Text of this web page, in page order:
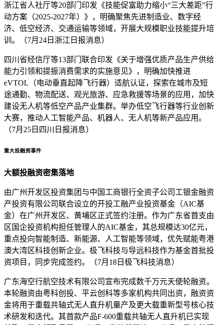
浙江省人社厅等20部门印发《技能促富助力缩小“三大差距”行
动方案（2025-2027年）》，明确聚焦先进制造业、数字经
济、低空经济、交通运输等领域，开展大规模职业技能提升培
训。（7月24日浙江日报消息）
四川省经信厅等13部门联合印发《关于增强优质产品生产供给
能力引领和提振消费需求的实施意见》，明确加快推进
eVTOL（电动垂直起降飞行器）适航认证，探索在城市及短
途通勤、物流配送、观光旅游、应急救援等场景的应用，加快
建设无人机等低空产品产业集群。举办低空飞行器等行业创新
大赛，推动人工智能产品、机器人、无人机等新产品应用。
（7月25日四川日报消息）
重大投融资事件
大额投融资密集落地
由广州开发区投资集团与中国工商银行全资子公司工银金融资
产投资有限公司联合设立的开投工融产业投资基金（AIC基
金）在广州开发区、黄埔区正式签约注册。作为广东省首支由
区国企投资机构担任管理人的AIC基金，其总规模达30亿元，
重点投向智能制造、新能源、人工智能等领域，优先赋能粤港
澳大湾区科技创新企业。极飞科技与导远科技作为基金首批投
资项目，同步完成签约。（7月18日极飞科技消息）
广东海空行航空技术有限公司宣布完成数千万元天使轮融资。
本轮融资由粤科创投、平云创科等多家机构共同出资，融资资
金将用于重载共轴式无人直升机量产及更大载重新型号核心技
术研发和迭代。其首款产品F-600重载共轴无人直升机已实现